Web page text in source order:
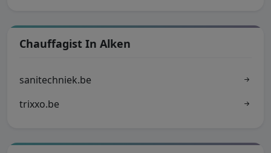
Chauffagist In Alken
sanitechniek.be
trixxo.be